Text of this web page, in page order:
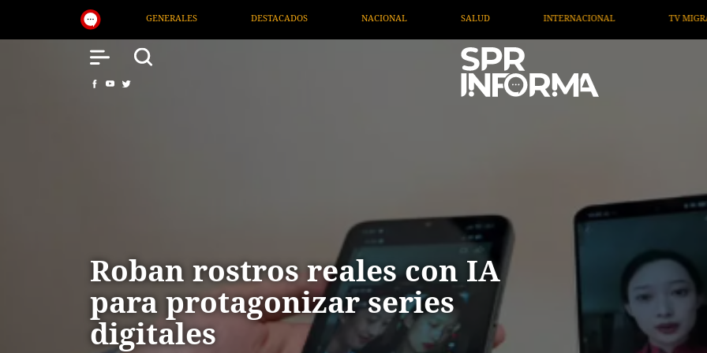
DESTACADOS NACIONAL SALUD INTERNACIONAL TV MIGRANTE INFORMA OPINIÓN
Roban rostros reales con IA
para protagonizar series
digitales